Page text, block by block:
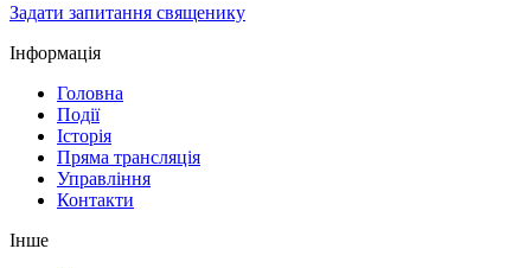
Задати запитання священику
Інформація
Головна
Події
Історія
Пряма трансляція
Управління
Контакти
Інше